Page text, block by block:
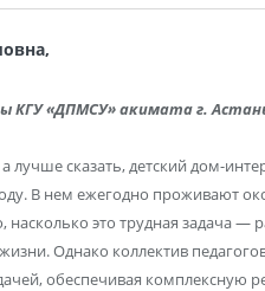
КГУ «ДПМСУ» акимата г.
сказать, детский дом-
В нем ежегодно проживают
это трудная задача —
Однако коллектив
обеспечивая комплексную